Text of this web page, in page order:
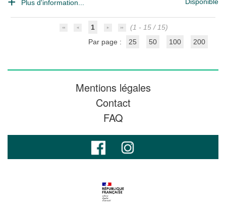
Plus d'information...
1
(1 - 15 / 15)
Par page :
25 50 100 200
Mentions légales
Contact
FAQ